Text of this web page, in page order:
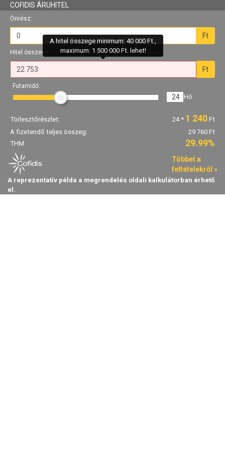
COFIDIS ÁRUHITEL
Önrész:
Ft
Hitel összege:
A hitel összege minimum: 40 000 Ft.,
maximum: 1 500 000 Ft. lehet!
Ft
Futamidő:
24 Hó
Törlesztőrészlet: 24* 1 240 Ft
A fizetendő teljes összeg:
29 760 Ft
THM:
29.99%
Többet a
feltételekről »
A reprezentatív példa a megrendelés oldali kalkulátorban érhető
el.